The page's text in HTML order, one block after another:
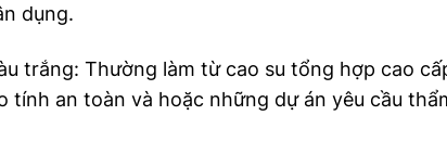
dụng.
trắng: Thường làm từ cao su tổng hợp cao
tính an toàn và hoặc những dự án yêu cầu